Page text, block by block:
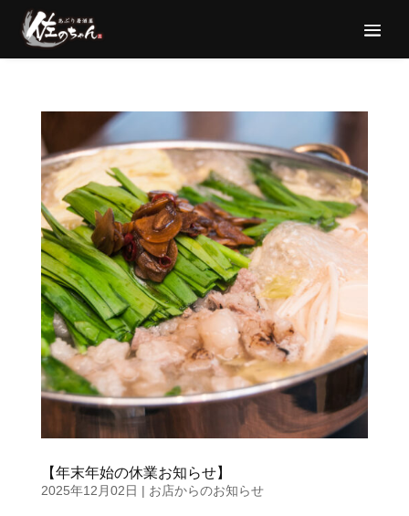
【年末年始の休業お知らせ】
2025年12月02日 | お店からのお知らせ